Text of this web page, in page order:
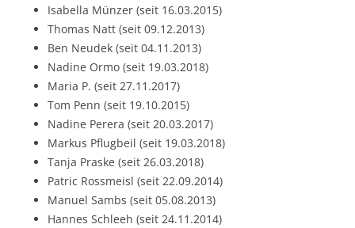
Isabella Münzer (seit 16.03.2015)
Thomas Natt (seit 09.12.2013)
Ben Neudek (seit 04.11.2013)
Nadine Ormo (seit 19.03.2018)
Maria P. (seit 27.11.2017)
Tom Penn (seit 19.10.2015)
Nadine Perera (seit 20.03.2017)
Markus Pflugbeil (seit 19.03.2018)
Tanja Praske (seit 26.03.2018)
Patric Rossmeisl (seit 22.09.2014)
Manuel Sambs (seit 05.08.2013)
Hannes Schleeh (seit 24.11.2014)